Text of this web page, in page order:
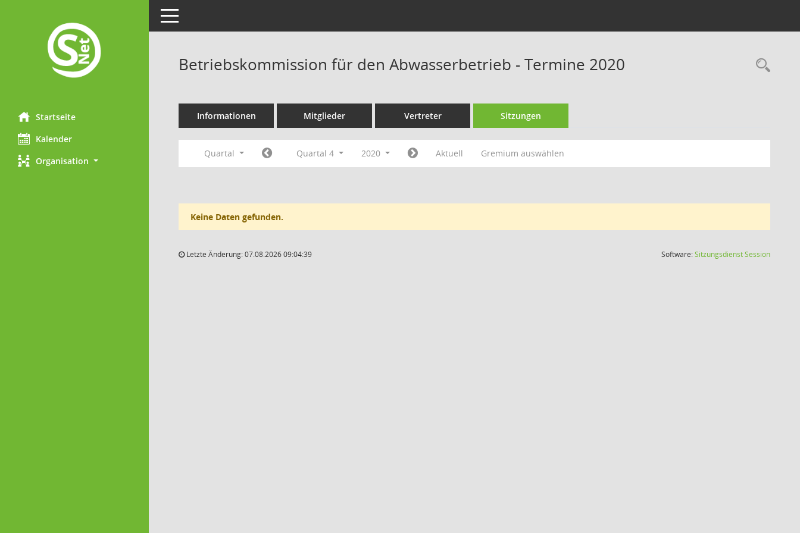
Startseite
Kalender
Organisation
Toggle navigation
Betriebskommission für den Abwasserbetrieb - Termine 2020
Informationen Mitglieder Vertreter Sitzungen
Quartal Quartal 4 2020 Aktuell Gremium auswählen
Keine Daten gefunden.
Letzte Änderung: 07.08.2026 09:04:39 Software:SitzungsdienstSession(Wird in